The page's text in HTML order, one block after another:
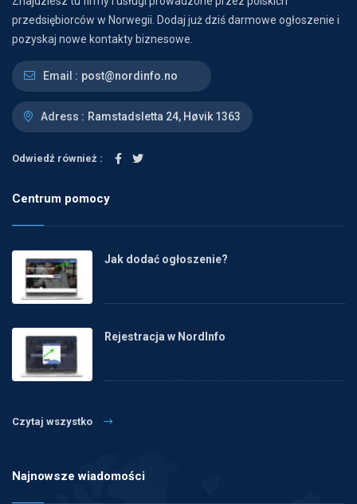
przedsiębiorców w Norwegii. Dodaj już dziś darmowe ogłoszenie i
pozyskaj nowe kontakty biznesowe.
Email : post@nordinfo.no
Adress : Ramstadsletta 24, Høvik 1363
Odwiedź również :
Centrum pomocy
Jak dodać ogłoszenie?
Rejestracja w NordInfo
Czytaj wszystko
Najnowsze wiadomości